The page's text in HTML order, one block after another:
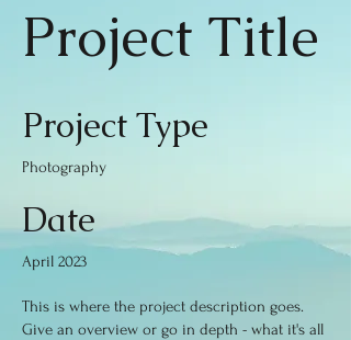
Project Title
Project Type
Photography
Date
April 2023
This is where the project description goes.
Give an overview or go in depth - what it's all